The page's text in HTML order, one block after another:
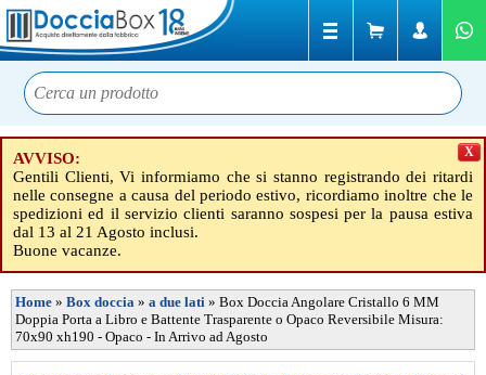
AVVISO:
Gentili Clienti, Vi informiamo che si stanno registrando dei ritardi
nelle consegne a causa del periodo estivo, ricordiamo inoltre che le
spedizioni ed il servizio clienti saranno sospesi per la pausa estiva
dal 13 al 21 Agosto inclusi.
Buone vacanze.
X
Home » Box doccia » a due lati » Box Doccia Angolare Cristallo 6 MM
Doppia Porta a Libro e Battente Trasparente o Opaco Reversibile Misura:
70x90 xh190 - Opaco - In Arrivo ad Agosto